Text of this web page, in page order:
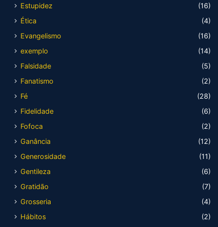
Estupidez
(16)
Ética
(4)
Evangelismo
(16)
exemplo
(14)
Falsidade
(5)
Fanatismo
(2)
Fé
(28)
Fidelidade
(6)
Fofoca
(2)
Ganância
(12)
Generosidade
(11)
Gentileza
(6)
Gratidão
(7)
Grosseria
(4)
Hábitos
(2)